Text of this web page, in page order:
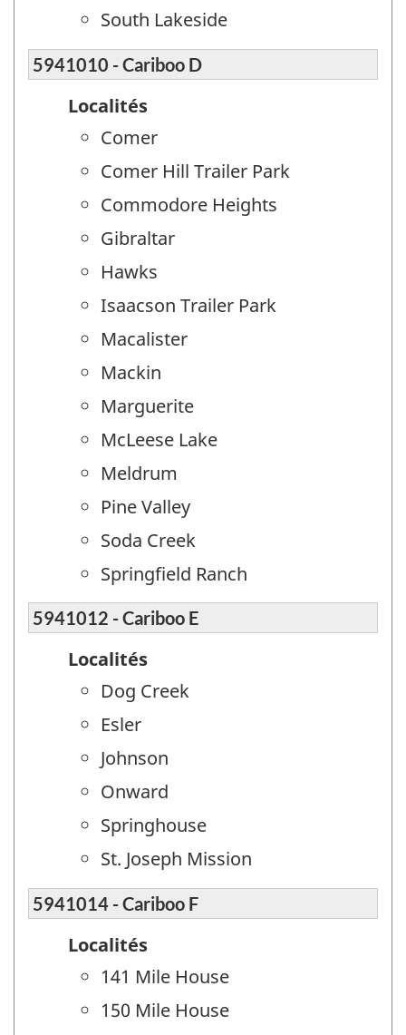
South Lakeside
5941010 - Cariboo D
Localités
Comer
Comer Hill Trailer Park
Commodore Heights
Gibraltar
Hawks
Isaacson Trailer Park
Macalister
Mackin
Marguerite
McLeese Lake
Meldrum
Pine Valley
Soda Creek
Springfield Ranch
5941012 - Cariboo E
Localités
Dog Creek
Esler
Johnson
Onward
Springhouse
St. Joseph Mission
5941014 - Cariboo F
Localités
141 Mile House
150 Mile House